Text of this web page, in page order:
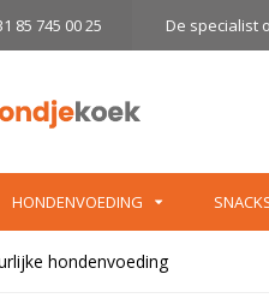
85 745 00 25 De specialist
HONDENVOEDING
hondenvoeding